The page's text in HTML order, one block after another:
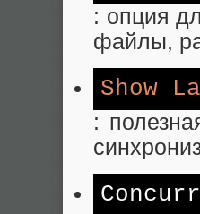
: опция
файлы,
Show
: